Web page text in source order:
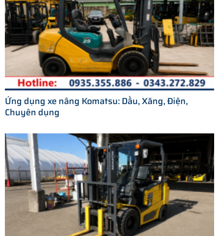
Ứng dụng xe nâng Komatsu: Dầu, Xăng, Điện,
Chuyên dụng